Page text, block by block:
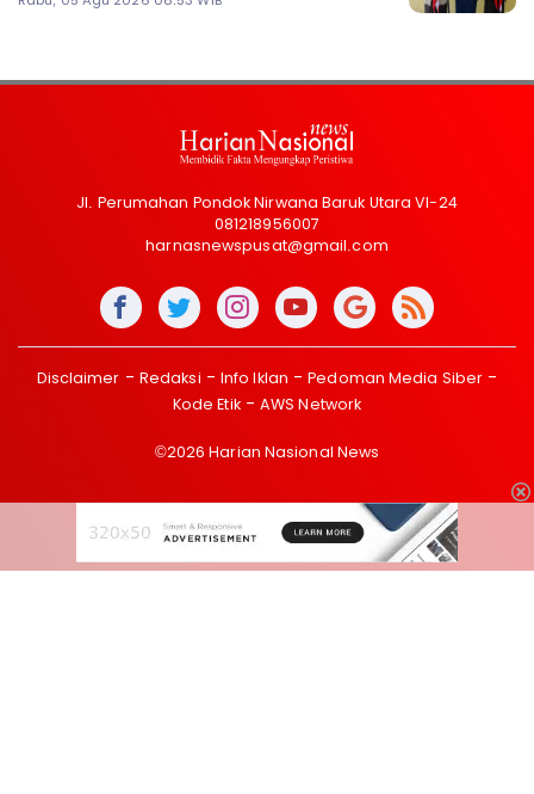
Jl. Perumahan Pondok Nirwana Baruk Utara VI-24
081218956007
harnasnewspusat@gmail.com
Disclaimer Redaksi Info Iklan
Pedoman Media Siber
Kode Etik
AWS Network
©2026 Harian Nasional News